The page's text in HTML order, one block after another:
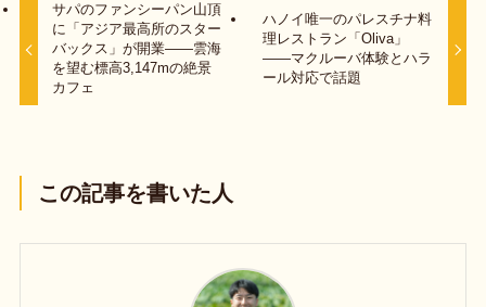
サパのファンシーパン山頂
に「アジア最高所のスター
バックス」が開業——雲海
を望む標高3,147mの絶景
カフェ
ハノイ唯一のパレスチナ料
理レストラン「Oliva」
——マクルーバ体験とハラ
ール対応で話題
この記事を書いた人